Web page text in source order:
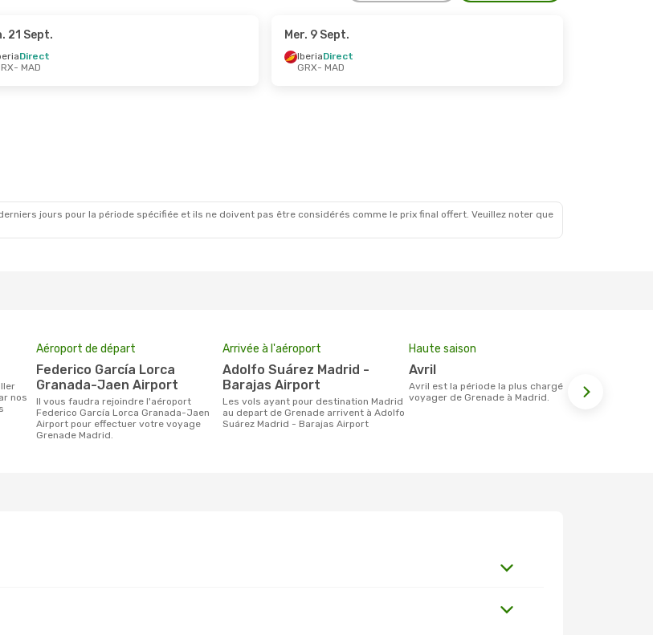
- Mar. 22 Sept.
21 Sept.
Direct
- MAD
Mer. 9 Sept.
IberiaDirect
GRX- MAD
jours pour la période spécifiée et ils ne doivent pas être considérés comme le prix final offert. Veuillez noter que
nos
Aéroport de départ
Federico García Lorca
Granada-Jaen Airport
Il vous faudra rejoindre l'aéroport
Federico García Lorca Granada-Jaen
Airport pour effectuer votre voyage
Grenade Madrid.
Arrivée à l'aéroport
Adolfo Suárez Madrid -
Barajas Airport
Les vols ayant pour destination Madrid
au depart de Grenade arrivent à Adolfo
Suárez Madrid - Barajas Airport
Haute saison
avril
avril est la période la plus chargée pour
voyager de Grenade à Madrid.